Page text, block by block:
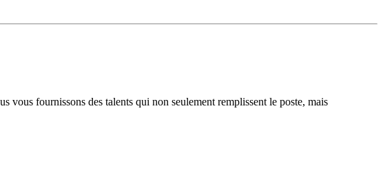
vous fournissons des talents qui non seulement remplissent le poste, mais